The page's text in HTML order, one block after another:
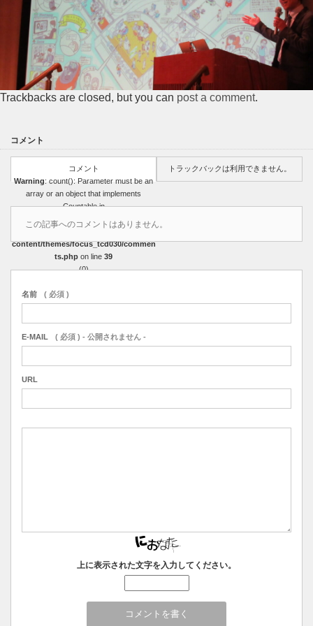
Trackbacks are closed, but you can post a comment.
コメント
コメント
Warning: count(): Parameter must be an
array or an object that implements
Countable in
/home/r3751327/public_html/sasakicoat
ing.com/wp-
content/themes/focus_tcd030/commen
ts.php on line 39
(0)
トラックバックは利用できません。
この記事へのコメントはありません。
名前 ( 必須 )
E-MAIL ( 必須 ) - 公開されません -
URL
上に表示された文字を入力してください。